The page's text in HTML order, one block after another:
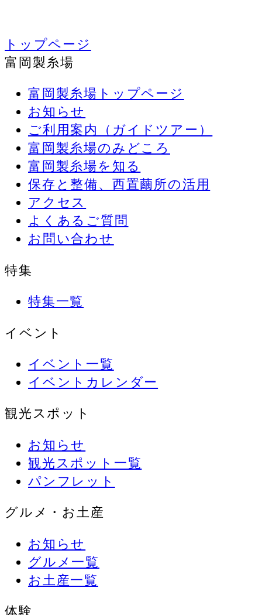
トップページ
富岡製糸場
富岡製糸場トップページ
お知らせ
ご利用案内（ガイドツアー）
富岡製糸場のみどころ
富岡製糸場を知る
保存と整備、西置繭所の活用
アクセス
よくあるご質問
お問い合わせ
特集
特集一覧
イベント
イベント一覧
イベントカレンダー
観光スポット
お知らせ
観光スポット一覧
パンフレット
グルメ・お土産
お知らせ
グルメ一覧
お土産一覧
体験